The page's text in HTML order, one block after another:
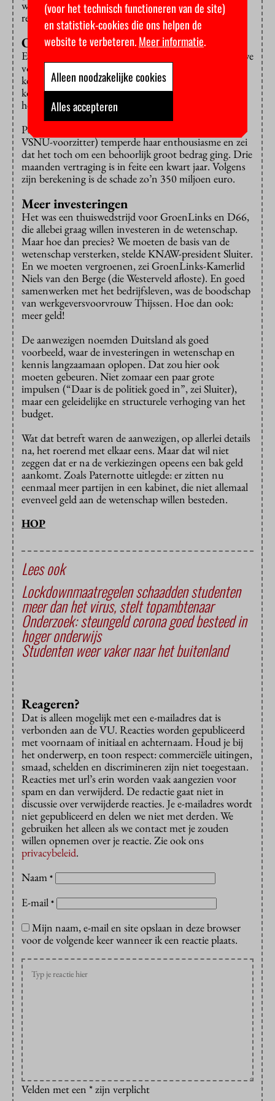
waartoe ze in staat zijn. Dat heeft gevolgen voor de
rest van hun loopbaan.
Opgewekt
Eveneens aangeschoven was Ingrid Thijssen, de nieuwe
voorzitter van werkgeversvereniging VNO-NCW. Zij
keek er opgewekt tegenaan: zoveel kon het toch niet
kosten om die jonge wetenschappers binnenboord te
houden? Dat moest te regelen zijn.
Pieter Duisenberg (voorheen VVD-Kamerlid, nu
VSNU-voorzitter) temperde haar enthousiasme en zei
dat het toch om een behoorlijk groot bedrag ging. Drie
maanden vertraging is in feite een kwart jaar. Volgens
zijn berekening is de schade zo’n 350 miljoen euro.
Meer investeringen
Het was een thuiswedstrijd voor GroenLinks en D66,
die allebei graag willen investeren in de wetenschap.
Maar hoe dan precies? We moeten de basis van de
wetenschap versterken, stelde KNAW-president Sluiter.
En we moeten vergroenen, zei GroenLinks-Kamerlid
Niels van den Berge (die Westerveld afloste). En goed
samenwerken met het bedrijfsleven, was de boodschap
van werkgeversvoorvrouw Thijssen. Hoe dan ook:
meer geld!
De aanwezigen noemden Duitsland als goed
voorbeeld, waar de investeringen in wetenschap en
kennis langzaamaan oplopen. Dat zou hier ook
moeten gebeuren. Niet zomaar een paar grote
impulsen (“Daar is de politiek goed in”, zei Sluiter),
maar een geleidelijke en structurele verhoging van het
budget.
Wat dat betreft waren de aanwezigen, op allerlei details
na, het roerend met elkaar eens. Maar dat wil niet
zeggen dat er na de verkiezingen opeens een bak geld
aankomt. Zoals Paternotte uitlegde: er zitten nu
eenmaal meer partijen in een kabinet, die niet allemaal
evenveel geld aan de wetenschap willen besteden.
HOP
Lees ook
Lockdownmaatregelen schaadden studenten
meer dan het virus, stelt topambtenaar
Onderzoek: steungeld corona goed besteed in
hoger onderwijs
Studenten weer vaker naar het buitenland
Reageren?
Dat is alleen mogelijk met een e-mailadres dat is
verbonden aan de VU. Reacties worden gepubliceerd
met voornaam of initiaal en achternaam. Houd je bij
het onderwerp, en toon respect: commerciële uitingen,
smaad, schelden en discrimineren zijn niet toegestaan.
Reacties met url’s erin worden vaak aangezien voor
spam en dan verwijderd. De redactie gaat niet in
discussie over verwijderde reacties. Je e-mailadres wordt
niet gepubliceerd en delen we niet met derden. We
gebruiken het alleen als we contact met je zouden
willen opnemen over je reactie. Zie ook ons
privacybeleid.
Naam *
E-mail *
Mijn naam, e-mail en site opslaan in deze browser
voor de volgende keer wanneer ik een reactie plaats.
Velden met een * zijn verplicht
(voor het technisch functioneren van de site)
en statistiek-cookies die ons helpen de
website te verbeteren.Meer informatie.
Alleen noodzakelijke cookies
Alles accepteren